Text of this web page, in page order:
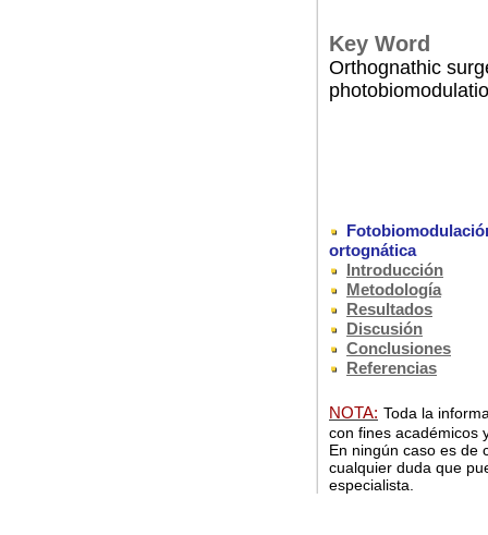
Key Word
Orthognathic
ortognática
Introducción
Metodología
Resultados
Discusión
Conclusiones
Referencias
NOTA: Toda la
con fines académicos
En ningún caso es de
cualquier duda que
especialista.